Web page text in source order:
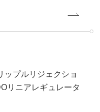
プルリジェクショ
リニアレギュレータ